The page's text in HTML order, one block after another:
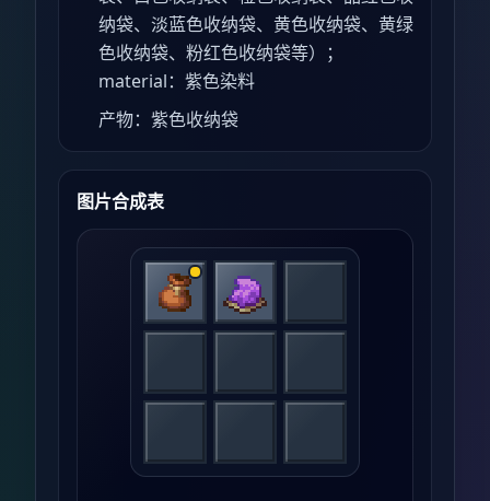
纳袋、淡蓝色收纳袋、黄色收纳袋、黄绿
色收纳袋、粉红色收纳袋等）；
material：紫色染料
产物：紫色收纳袋
图片合成表